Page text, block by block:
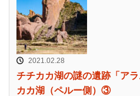
2021.02.28
チチカカ湖の謎の遺跡「ア
カカ湖（ペルー側）③